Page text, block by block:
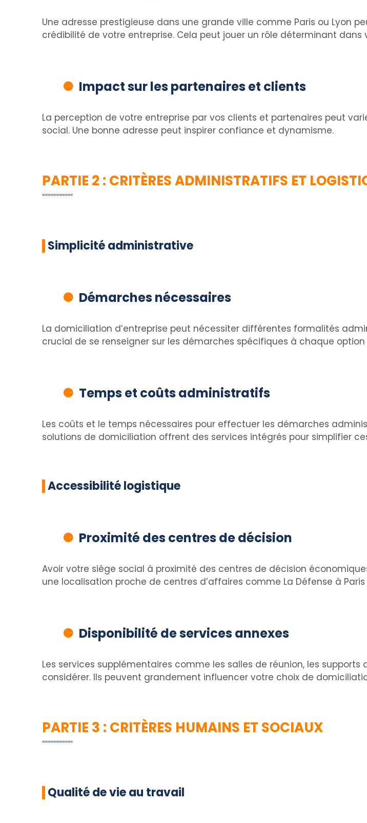
Une adresse prestigieuse dans une grande ville comme Paris ou Lyon
crédibilité de votre entreprise. Cela peut jouer un rôle déterminant dans
Impact sur les partenaires et clients
La perception de votre entreprise par vos clients et partenaires peut
social. Une bonne adresse peut inspirer confiance et dynamisme.
PARTIE 2 : CRITÈRES ADMINISTRATIFS ET
Simplicité administrative
Démarches nécessaires
La domiciliation d’entreprise peut nécessiter différentes formalités
crucial de se renseigner sur les démarches spécifiques à chaque
Temps et coûts administratifs
Les coûts et le temps nécessaires pour effectuer les démarches
solutions de domiciliation offrent des services intégrés pour simplifier
Accessibilité logistique
Proximité des centres de décision
Avoir votre siège social à proximité des centres de décision
une localisation proche de centres d’affaires comme La Défense à
Disponibilité de services annexes
Les services supplémentaires comme les salles de réunion, les
considérer. Ils peuvent grandement influencer votre choix de
PARTIE 3 : CRITÈRES HUMAINS ET SOCIAUX
Qualité de vie au travail